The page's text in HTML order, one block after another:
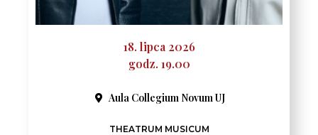
18. lipca 2026
godz. 19.00
Aula Collegium Novum UJ
THEATRUM MUSICUM